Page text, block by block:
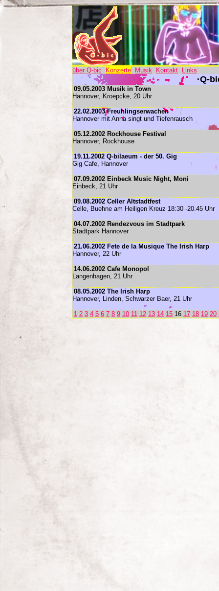
über Q-bic Konzerte Musik Kontakt Links
·Q-
09.05.2003 Musik in Town
Hannover, Kroepcke, 20 Uhr
22.02.2003 Freuhlingserwachen
Hannover mit Anna singt und Tiefenrausch
05.12.2002 Rockhouse Festival
Hannover, Rockhouse
19.11.2002 Q-bilaeum - der 50. Gig
Gig Cafe, Hannover
07.09.2002 Einbeck Music Night, Moni
Einbeck, 21 Uhr
09.08.2002 Celler Altstadtfest
Celle, Buehne am Heiligen Kreuz 18:30 -20.45 Uhr
04.07.2002 Rendezvous im Stadtpark
Stadtpark Hannover
21.06.2002 Fete de la Musique The Irish Harp
Hannover, 22 Uhr
14.06.2002 Cafe Monopol
Langenhagen, 21 Uhr
08.05.2002 The Irish Harp
Hannover, Linden, Schwarzer Baer, 21 Uhr
1 2 3 4 5 6 7 8 9 10 11 12 13 14 15 16 17 18 19 20